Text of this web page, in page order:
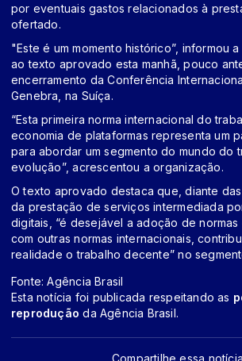
por eventuais gastos relacionados à
ofertado.
"Este é um momento histórico”, informou
ao texto aprovado esta manhã, pouco
encerramento da Conferência
Genebra, na Suíça.
“Esta primeira norma internacional do
economia de plataformas representa um
para abordar um segmento do mundo do
evolução”, acrescentou a organização.
O texto aprovado destaca que, diante
da prestação de serviços intermediada
digitais, “é desejável a adoção de normas
com outras normas internacionais,
realidade o trabalho decente” no
Fonte: Agência Brasil
Esta notícia foi publicada respeitando as
reprodução da Agência Brasil.
Compartilhe essa notícia